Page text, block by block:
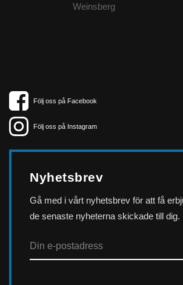
Weinsberg
Följ oss på Facebook
Följ oss på Instagram
Nyhetsbrev
Gå med i vårt nyhetsbrev för att få
de senaste nyheterna skickade till dig.